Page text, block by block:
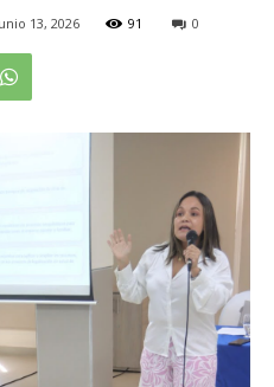
13, 2026 91 0